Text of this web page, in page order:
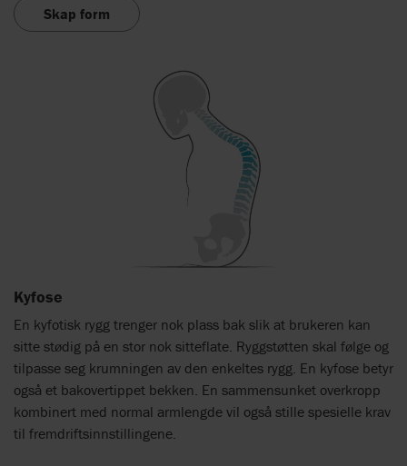
Skap form
Kyfose
En kyfotisk rygg trenger nok plass bak slik at brukeren kan
sitte stødig på en stor nok sitteflate. Ryggstøtten skal følge og
tilpasse seg krumningen av den enkeltes rygg. En kyfose betyr
også et bakovertippet bekken. En sammensunket overkropp
kombinert med normal armlengde vil også stille spesielle krav
til fremdriftsinnstillingene.